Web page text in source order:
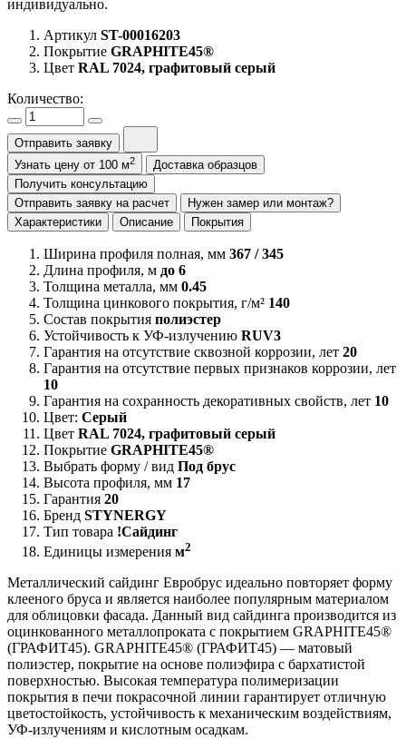
индивидуально.
Артикул ST-00016203
Покрытие GRAPHITE45®
Цвет RAL 7024, графитовый серый
Количество:
Отправить заявку
Узнать цену от 100 м2
Доставка образцов
Получить консультацию
Отправить заявку на расчет
Нужен замер или монтаж?
Характеристики
Описание Покрытия
Ширина профиля полная, мм 367 / 345
Длина профиля, м до 6
Толщина металла, мм 0.45
Толщина цинкового покрытия, г/м² 140
Состав покрытия полиэстер
Устойчивость к УФ-излучению RUV3
Гарантия на отсутствие сквозной коррозии, лет 20
Гарантия на отсутствие первых признаков коррозии, лет
10
Гарантия на сохранность декоративных свойств, лет 10
Цвет: Серый
Цвет RAL 7024, графитовый серый
Покрытие GRAPHITE45®
Выбрать форму / вид Под брус
Высота профиля, мм 17
Гарантия 20
Бренд STYNERGY
Тип товара !Сайдинг
Единицы измерения м2
Металлический сайдинг Евробрус идеально повторяет форму
клееного бруса и является наиболее популярным материалом
для облицовки фасада. Данный вид сайдинга производится из
оцинкованного металлопроката с покрытием GRAPHITE45®
(ГРАФИТ45). GRAPHITE45® (ГРАФИТ45) — матовый
полиэстер, покрытие на основе полиэфира с бархатистой
поверхностью. Высокая температура полимеризации
покрытия в печи покрасочной линии гарантирует отличную
цветостойкость, устойчивость к механическим воздействиям,
УФ-излучениям и кислотным осадкам.